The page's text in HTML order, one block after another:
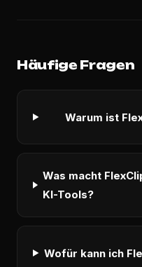
Häufige Fragen
Warum ist
Was macht
KI-Tools?
Wofür kann ich